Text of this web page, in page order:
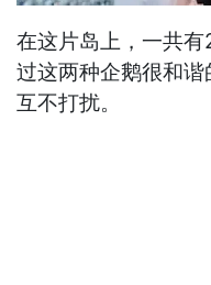
在这片岛上，一共
过这两种企鹅很和谐
互不打扰。